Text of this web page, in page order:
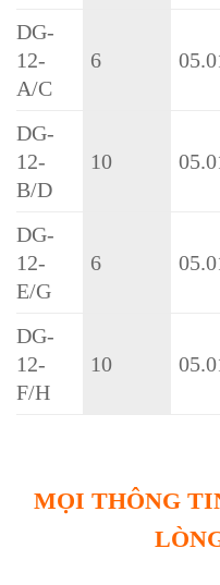
DG-
12-
A/C
6
DG-
12-
B/D
10
DG-
12-
E/G
6
DG-
12-
F/H
10
MỌI THÔNG